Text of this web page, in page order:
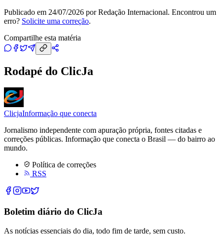
Publicado em 24/07/2026 por Redação Internacional. Encontrou um
erro? Solicite uma correção.
Compartilhe esta matéria
Rodapé do ClicJa
ClicjaInformação que conecta
Jornalismo independente com apuração própria, fontes citadas e
correções públicas. Informação que conecta o Brasil — do bairro ao
mundo.
Política de correções
RSS
Boletim diário do ClicJa
As notícias essenciais do dia, todo fim de tarde, sem custo.